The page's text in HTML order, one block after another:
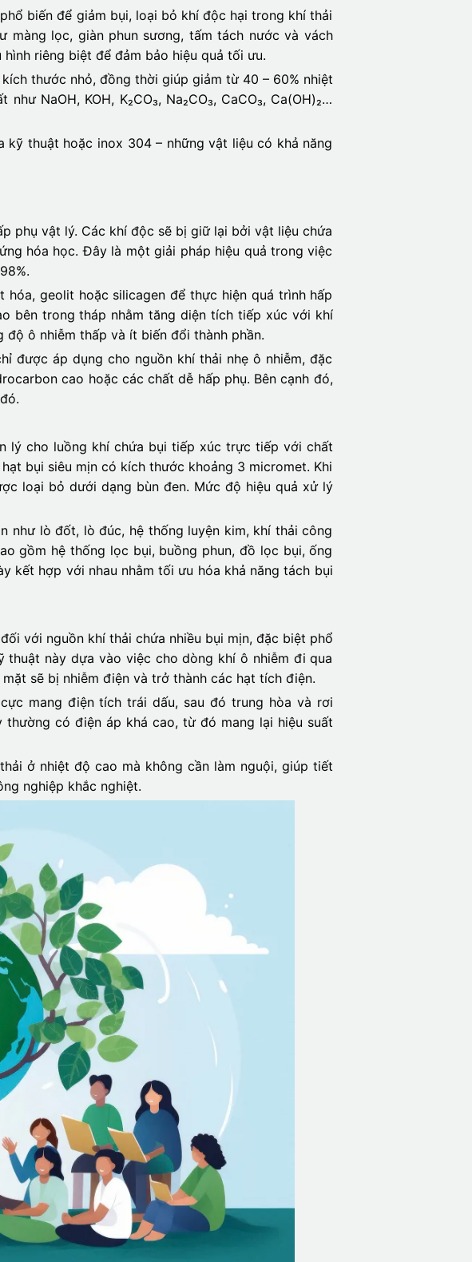
biến để giảm bụi, loại bỏ khí độc hại trong khí thải
màng lọc, giàn phun sương, tấm tách nước và vách
riêng biệt để đảm bảo hiệu quả tối ưu.
thước nhỏ, đồng thời giúp giảm từ 40 – 60% nhiệt
NaOH, KOH, K₂CO₃, Na₂CO₃, CaCO₃, Ca(OH)₂…
thuật hoặc inox 304 – những vật liệu có khả năng
phụ vật lý. Các khí độc sẽ bị giữ lại bởi vật liệu chứa
hóa học. Đây là một giải pháp hiệu quả trong việc
geolit hoặc silicagen để thực hiện quá trình hấp
bên trong tháp nhằm tăng diện tích tiếp xúc với khí
ô nhiễm thấp và ít biến đổi thành phần.
được áp dụng cho nguồn khí thải nhẹ ô nhiễm, đặc
cao hoặc các chất dễ hấp phụ. Bên cạnh đó,
lý cho luồng khí chứa bụi tiếp xúc trực tiếp với chất
bụi siêu mịn có kích thước khoảng 3 micromet. Khi
loại bỏ dưới dạng bùn đen. Mức độ hiệu quả xử lý
lò đốt, lò đúc, hệ thống luyện kim, khí thải công
gồm hệ thống lọc bụi, buồng phun, đồ lọc bụi, ống
kết hợp với nhau nhằm tối ưu hóa khả năng tách bụi
với nguồn khí thải chứa nhiều bụi mịn, đặc biệt phổ
này dựa vào việc cho dòng khí ô nhiễm đi qua
sẽ bị nhiễm điện và trở thành các hạt tích điện.
mang điện tích trái dấu, sau đó trung hòa và rơi
có điện áp khá cao, từ đó mang lại hiệu suất
ở nhiệt độ cao mà không cần làm nguội, giúp tiết
nghiệp khắc nghiệt.